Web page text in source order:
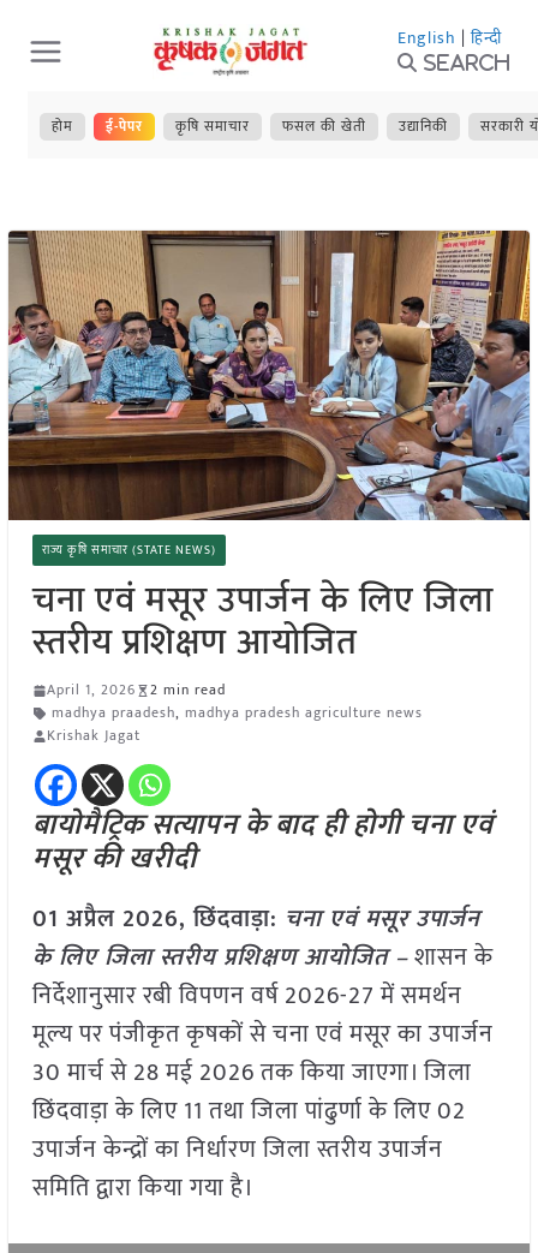
Skip
to
content
English | हिन्दी
Search
होम ई-पेपर कृषि समाचार फसल की खेती उद्यानिकी सरकारी
राज्य कृषि समाचार (STATE NEWS)
चना एवं मसूर उपार्जन के लिए जिला
स्तरीय प्रशिक्षण आयोजित
April 1, 2026
2 min read
madhya praadesh, madhya pradesh agriculture news
Krishak Jagat
बायोमैट्रिक सत्यापन के बाद ही होगी चना एवं
मसूर की खरीदी
01 अप्रैल 2026,छिंदवाड़ा: चना एवं मसूर उपार्जन
के लिए जिला स्तरीय प्रशिक्षण आयोजित –शासन के
निर्देशानुसार रबी विपणन वर्ष 2026-27 में समर्थन
मूल्य पर पंजीकृत कृषकों से चना एवं मसूर का उपार्जन
30 मार्च से 28 मई 2026 तक किया जाएगा। जिला
छिंदवाड़ा के लिए 11 तथा जिला पांढुर्णा के लिए 02
उपार्जन केन्द्रों का निर्धारण जिला स्तरीय उपार्जन
समिति द्वारा किया गया है।